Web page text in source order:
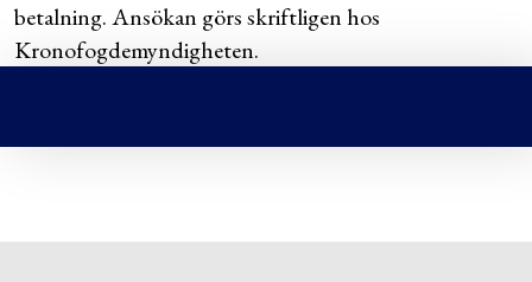
betalning. Ansökan görs skriftligen hos
Kronofogdemyndigheten.